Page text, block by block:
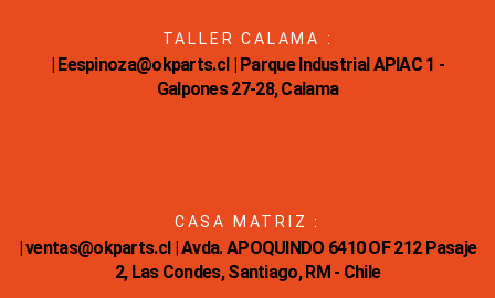
TALLER CALAMA :
| Eespinoza@okparts.cl | Parque Industrial APIAC 1 -
Galpones 27-28, Calama
CASA MATRIZ :
| ventas@okparts.cl | Avda. APOQUINDO 6410 OF 212 Pasaje
2, Las Condes, Santiago, RM - Chile